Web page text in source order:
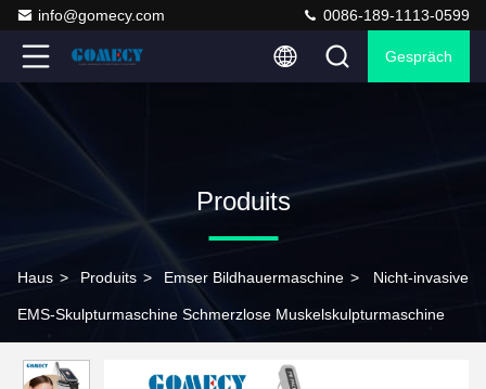
info@gomecy.com 0086-189-1113-0599
Gespräch
Produits
Haus > Produits > Emser Bildhauermaschine > Nicht-invasive
EMS-Skulpturmaschine Schmerzlose Muskelskulpturmaschine